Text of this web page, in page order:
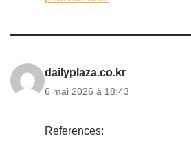
dailyplaza.co.kr
6 mai 2026 à 18:43
References: